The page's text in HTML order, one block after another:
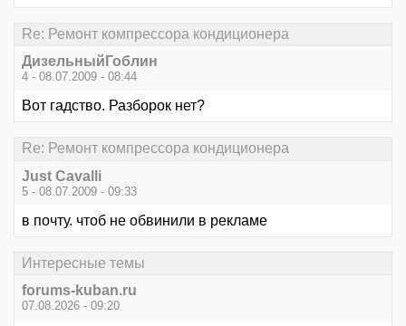
Re: Ремонт компрессора кондиционера
ДизельныйГоблин
4 - 08.07.2009 - 08:44
Вот гадство. Разборок нет?
Re: Ремонт компрессора кондиционера
Just Cavalli
5 - 08.07.2009 - 09:33
в почту. чтоб не обвинили в рекламе
Интересные темы
forums-kuban.ru
07.08.2026 - 09:20